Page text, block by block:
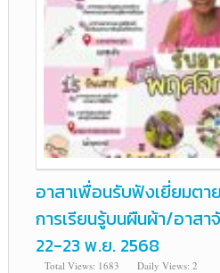
อาสาเพื่อนรับฟังเยี่ยมตา
การเรียนรู้บนผืนผ้า/อาส
22-23 พ.ย. 2568
Total Views: 1683
Daily Views: 2